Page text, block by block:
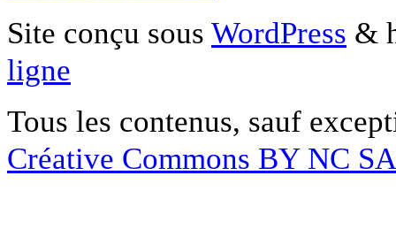
Site conçu sous WordPress &
ligne
Tous les contenus, sauf
Créative Commons BY NC SA